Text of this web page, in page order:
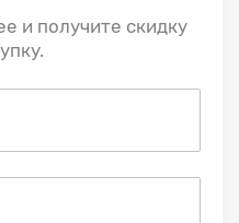
и получите скидку